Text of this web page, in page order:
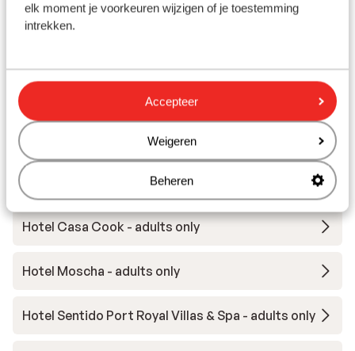
elk moment je voorkeuren wijzigen of je toestemming
intrekken.
Accepteer
Weigeren
Beheren
In de buurt
Strand: 300 m
Luchthaven: 15 km
Bushalte: 200 m
Andere accommodaties in Rhodos
Hotel Cabu - adults only
Hotel Casa Cook - adults only
Hotel Moscha - adults only
Hotel Sentido Port Royal Villas & Spa - adults only